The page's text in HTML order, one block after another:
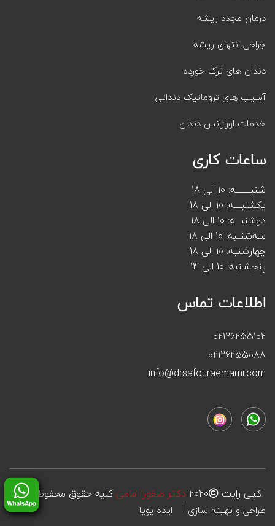
درمان مجدد ریشه
جراحی انتهای ریشه
دندان های ترک خورده
آسیب های تروماتیک دندانی
خدمات اورژانس دندان
ساعات کاری
شنبــــــــه: 10 الی 18
یکشنبــــه: 10 الی 18
دوشنبـــه: 10 الی 18
سه‌شنــبه: 10 الی 18
چهارشنبه: 10 الی 18
پنجشـنبه: 10 الی 14
اطلاعات تماس
02126255102
02126255088
info@drsafouraemami.com
کپی رایت 2020 دکتر صفورا امامیکلیه حقوق محفوظ است
طراحی و بهینه سازی ایده پویا